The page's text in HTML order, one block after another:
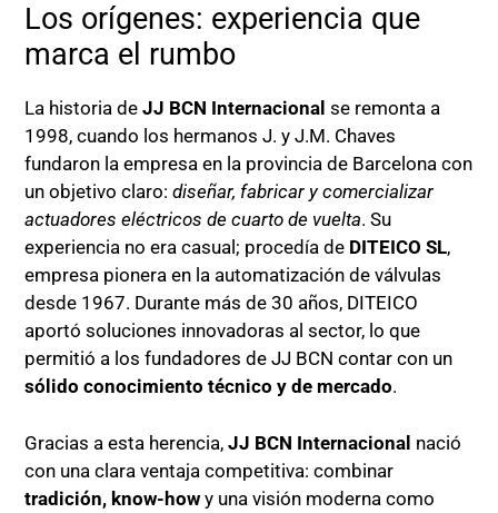
Los orígenes: experiencia que
marca el rumbo
La historia deJJ BCN Internacional se remonta a
1998, cuando los hermanos J. y J.M. Chaves
fundaron la empresa en la provincia de Barcelona con
un objetivo claro:diseñar, fabricar y comercializar
actuadores eléctricos de cuarto de vuelta. Su
experiencia no era casual; procedía de DITEICO SL,
empresa pionera en la automatización de válvulas
desde 1967. Durante más de 30 años, DITEICO
aportó soluciones innovadoras al sector, lo que
permitió a los fundadores de JJ BCN contar con un
sólido conocimiento técnico y de mercado.
Gracias a esta herencia,JJ BCN Internacional nació
con una clara ventaja competitiva: combinar
tradición, know-how y una visión moderna como